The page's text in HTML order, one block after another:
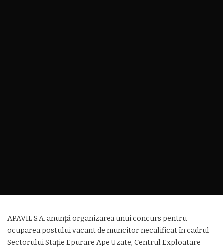
APAVIL S.A. anunță organizarea unui concurs pentru
ocuparea postului vacant de muncitor necalificat în cadrul
Sectorului Stație Epurare Ape Uzate, Centrul Exploatare